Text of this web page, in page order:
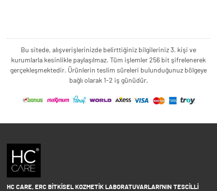
Bu sitede, alışverişlerinizde belirttiğiniz bilgileriniz 3. kişi ve
kurumlarla kesinlikle paylaşılmaz. Tüm işlemler 256 bit şifrelenerek
gerçekleşmektedir. Ürünlerin teslim süreleri bulunduğunuz bölgeye
bağlı olarak 1-2 iş günüdür.
HC CARE, ERC BITKISEL KOZMETIK LABORATUVARLARI'NIN TESCILLI